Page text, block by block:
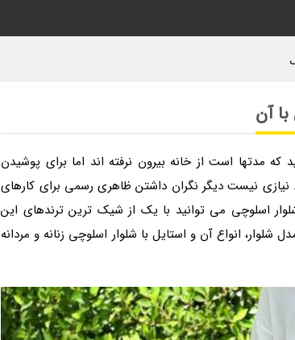
مدتها است از خانه بیرون نرفته اند اما برای پوشیدن
نیست دیگر نگران داشتن ظاهری رسمی برای کارهای
اسلوچی می توانید با یک از شیک ترین ترندهای این
شلوار، انواع آن و استایل با شلوار اسلوچی زنانه و مردانه